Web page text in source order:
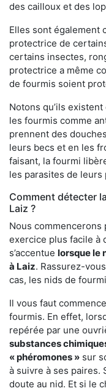
des cailloux et des
Elles sont également
protectrice de
certains insectes,
protectrice a même
de fourmis soient
Notons qu’ils
les fourmis comme
prennent des
leurs becs et en les
faisant, la fourmi
les parasites de leurs
Comment détecter
Laiz ?
Nous commencerons
exercice plus facile à
s’accentue lorsque le
à Laiz. Rassurez-
cas, les nids de
Il vous faut
fourmis. En effet,
repérée par une
substances
« phéromones » sur
à suivre à ses paires.
doute au nid. Et si le